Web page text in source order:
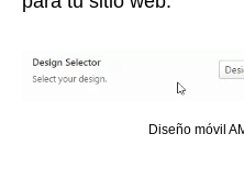
Diseño móvil